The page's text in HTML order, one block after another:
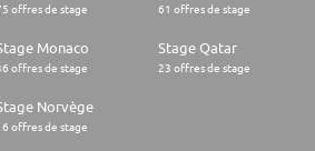
offres de stage 61 offres de stage
Monaco
offres de stage
Stage Qatar
23 offres de stage
Norvège
offres de stage